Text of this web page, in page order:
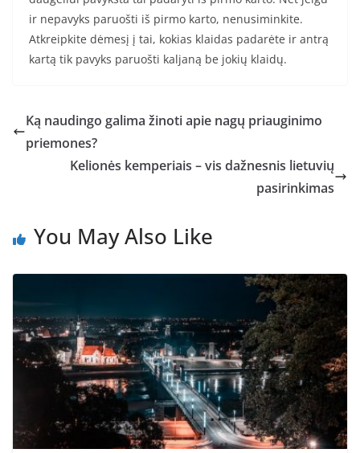
ir nepavyks paruošti iš pirmo karto, nenusiminkite.
Atkreipkite dėmesį į tai, kokias klaidas padarėte ir antrą
kartą tik pavyks paruošti kaljaną be jokių klaidų.
Ką naudingo galima žinoti apie nagų priauginimo
priemones?
Kelionės kemperiais – vis dažnesnis lietuvių
pasirinkimas
You May Also Like